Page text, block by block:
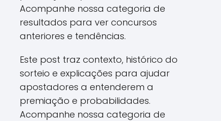
Acompanhe nossa categoria de
resultados para ver concursos
anteriores e tendências.
Este post traz contexto, histórico do
sorteio e explicações para ajudar
apostadores a entenderem a
premiação e probabilidades.
Acompanhe nossa categoria de